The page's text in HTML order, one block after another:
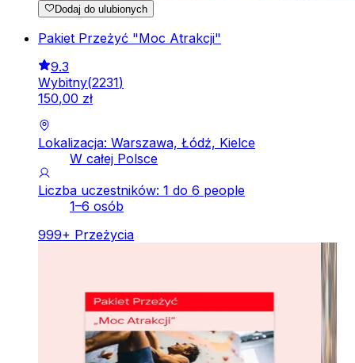
Dodaj do ulubionych
Pakiet Przeżyć "Moc Atrakcji"
9.3
Wybitny(2231)
150,00 zł
Lokalizacja: Warszawa, Łódź, Kielce
W całej Polsce
Liczba uczestników: 1 do 6 people
1–6 osób
999+ Przeżycia